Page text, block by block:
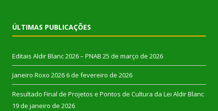
ÚLTIMAS PUBLICAÇÕES
Editais Aldir Blanc 2026 – PNAB 25 de março de 2026
Janeiro Roxo 2026 6 de fevereiro de 2026
Resultado Final de Projetos e Pontos de Cultura da Lei Aldir Blanc
19 de janeiro de 2026